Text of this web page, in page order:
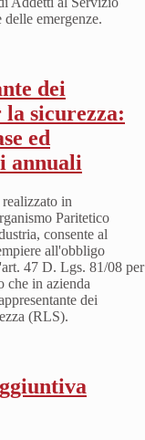
emergenze.
dei
sicurezza:
ed
annuali
in
Paritetico
consente al
all'obbligo
47 D. Lgs. 81/08 per
che in azienda
dei
(RLS).